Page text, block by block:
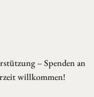
– Spenden an
willkommen!